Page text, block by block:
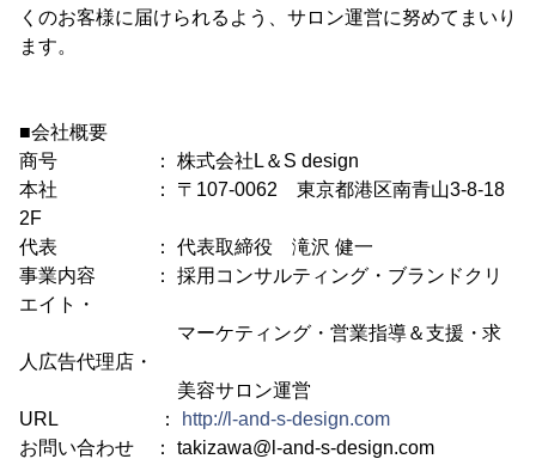
くのお客様に届けられるよう、サロン運営に努めてまいり
ます。
■会社概要
商号 ： 株式会社L＆S design
本社 ： 〒107-0062 東京都港区南青山3-8-18
2F
代表 ： 代表取締役 滝沢 健一
事業内容 ： 採用コンサルティング・ブランドクリ
エイト・
マーケティング・営業指導＆支援・求
人広告代理店・
美容サロン運営
URL ：
http://l-and-s-design.com
お問い合わせ ： takizawa@l-and-s-design.com